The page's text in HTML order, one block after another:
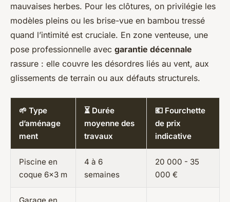
mauvaises herbes. Pour les clôtures, on privilégie les
modèles pleins ou les brise-vue en bambou tressé
quand l’intimité est cruciale. En zone venteuse, une
pose professionnelle avec garantie décennale
rassure : elle couvre les désordres liés au vent, aux
glissements de terrain ou aux défauts structurels.
🌱 Type
d’aménage
ment
⏳ Durée
moyenne des
travaux
💶 Fourchette
de prix
indicative
Piscine en
coque 6x3 m
4 à 6
semaines
20 000 - 35
000 €
Garage en